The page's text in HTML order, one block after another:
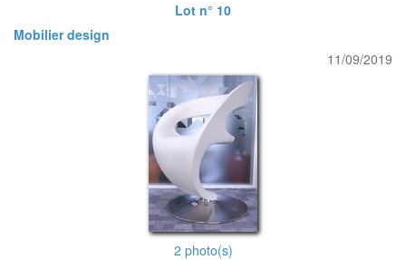
Lot n° 10
Mobilier design
11/09/2019
2 photo(s)